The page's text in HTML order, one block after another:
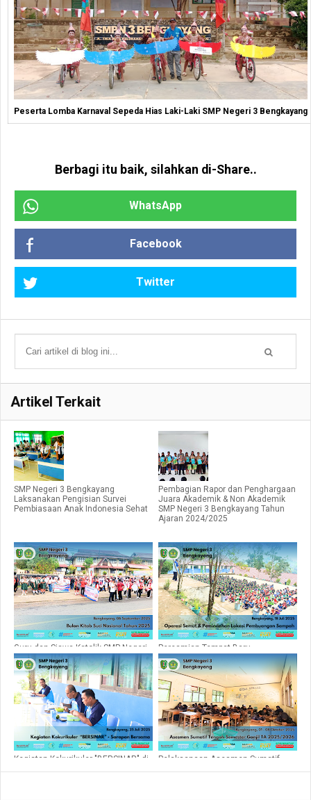
Peserta Lomba Karnaval Sepeda Hias Laki-Laki SMP Negeri 3 Bengkayang
Berbagi itu baik, silahkan di-Share..
WhatsApp
Facebook
Twitter
Artikel Terkait
SMP Negeri 3 Bengkayang
Laksanakan Pengisian Survei
Pembiasaan Anak Indonesia Sehat
Pembagian Rapor dan Penghargaan
Juara Akademik & Non Akademik
SMP Negeri 3 Bengkayang Tahun
Ajaran 2024/2025
Guru dan Siswa Katolik SMP Negeri
3 Bengkayang Ikuti Kegiatan Bulan
Kitab Suci Nasional di Bengkayang
Peresmian Tempat Baru
Pembuangan Sampah di SMP
Negeri 3 Bengkayang
Kegiatan Kokurikuler "BERSINAR" di
Pelaksanaan Asesmen Sumatif